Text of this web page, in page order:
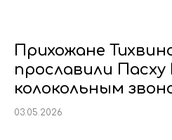
Прихожане
прославили
колокольным
03.05.2026